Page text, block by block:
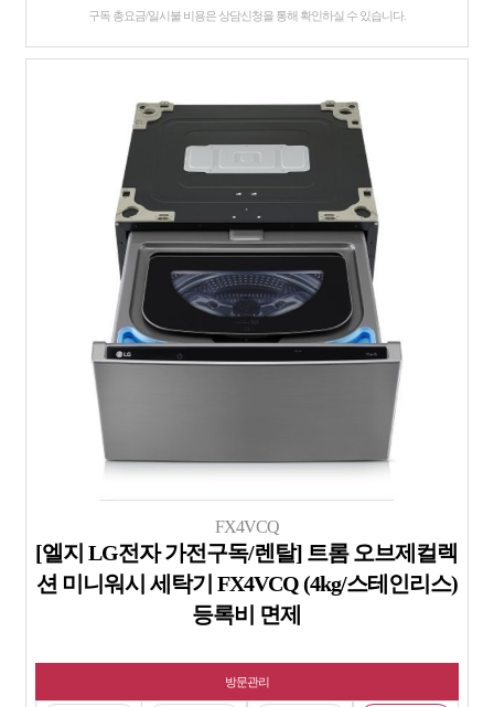
구독 총요금/일시불 비용은 상담신청을 통해 확인하실 수 있습니다.
FX4VCQ
[엘지 LG전자 가전구독/렌탈] 트롬 오브제컬렉
션 미니워시 세탁기 FX4VCQ (4kg/스테인리스)
등록비 면제
방문관리